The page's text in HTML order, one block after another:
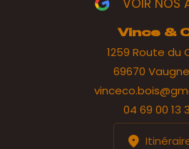
VOIR NOS
Vince &
1259 Route du
69670
04 69 00 13